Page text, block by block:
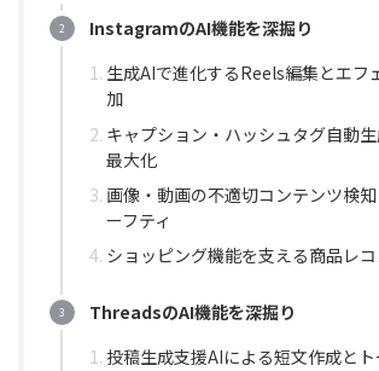
InstagramのAI機能を深掘り
生成AIで進化するReels編集とエフ
加
キャプション・ハッシュタグ自動
最大化
画像・動画の不適切コンテンツ検
ーフティ
ショッピング機能を支える商品レ
ThreadsのAI機能を深掘り
投稿生成支援AIによる短文作成と